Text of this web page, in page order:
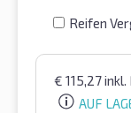
Reifen
€ 115,27inkl.
AUF